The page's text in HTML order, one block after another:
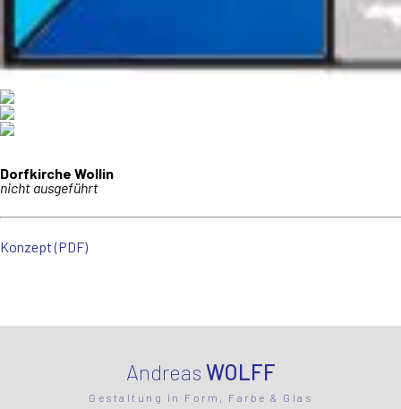
Dorfkirche Wollin
nicht ausgeführt
Konzept (PDF)
Andreas WOLFF
Gestaltung in Form, Farbe & Glas